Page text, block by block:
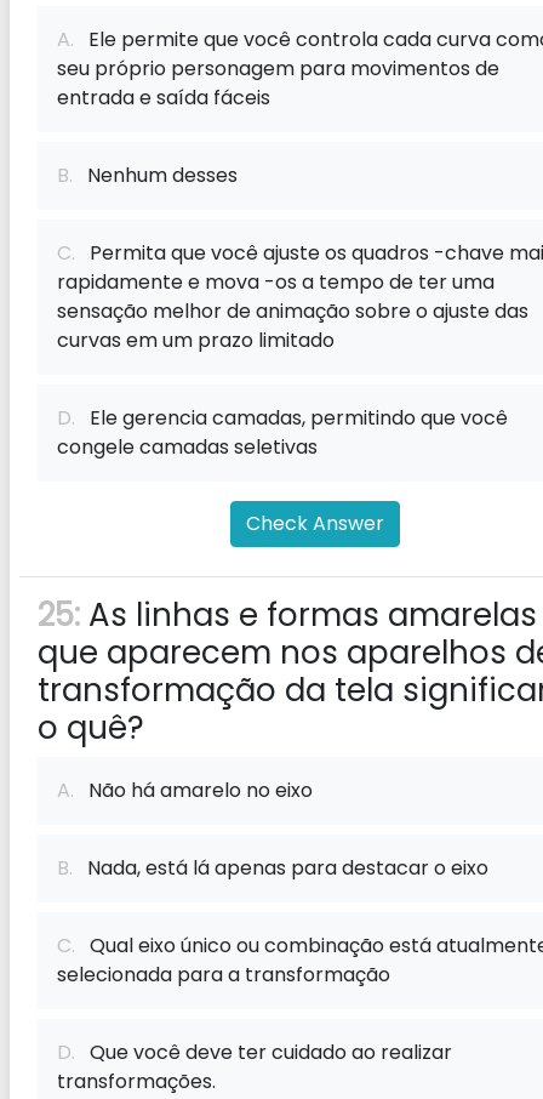
A. Ele permite que você controla cada curva
seu próprio personagem para movimentos de
entrada e saída fáceis
B. Nenhum desses
C. Permita que você ajuste os quadros -chave
rapidamente e mova -os a tempo de ter uma
sensação melhor de animação sobre o ajuste das
curvas em um prazo limitado
D. Ele gerencia camadas, permitindo que você
congele camadas seletivas
Check Answer
25: As linhas e formas amarelas
que aparecem nos aparelhos
transformação da tela
o quê?
A. Não há amarelo no eixo
B. Nada, está lá apenas para destacar o eixo
C. Qual eixo único ou combinação está
selecionada para a transformação
D. Que você deve ter cuidado ao realizar
transformações.